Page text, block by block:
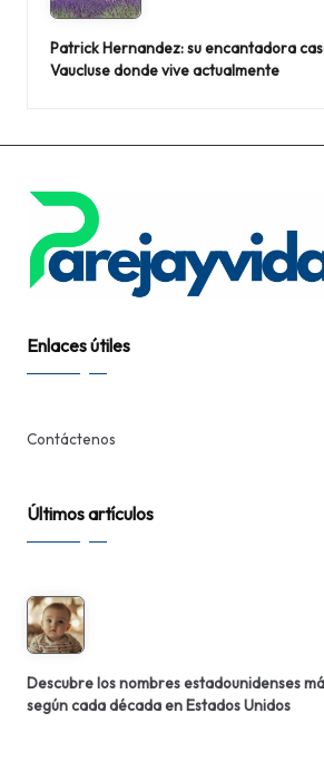
Patrick Hernandez: su encantadora
Vaucluse donde vive actualmente
Enlaces útiles
Contáctenos
Últimos artículos
Descubre los nombres estadounidenses
según cada década en Estados Unidos